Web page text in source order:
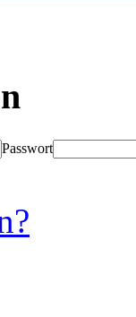
Passwort